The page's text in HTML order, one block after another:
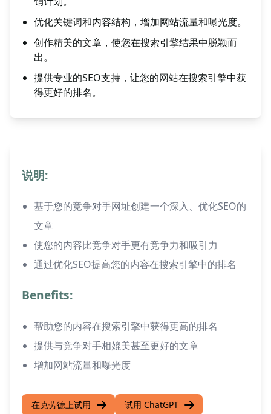
优化关键词和内容结构，增加网站流量和曝光度。
创作精美的文章，使您在搜索引擎结果中脱颖而
出。
提供专业的SEO支持，让您的网站在搜索引擎中获
得更好的排名。
说明:
基于您的竞争对手网址创建一个深入、优化SEO的
文章
使您的内容比竞争对手更有竞争力和吸引力
通过优化SEO提高您的内容在搜索引擎中的排名
Benefits:
帮助您的内容在搜索引擎中获得更高的排名
提供与竞争对手相媲美甚至更好的文章
增加网站流量和曝光度
在克劳德上试用 试用 ChatGPT